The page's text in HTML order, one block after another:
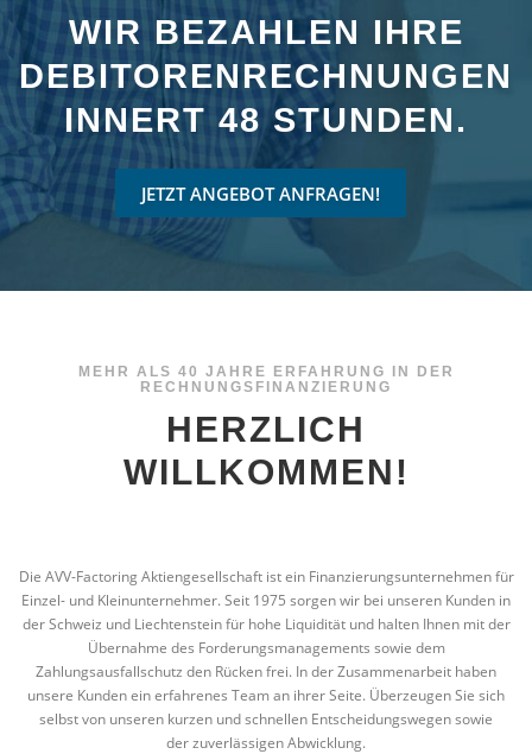
WIR BEZAHLEN IHRE
DEBITORENRECHNUNGEN
INNERT 48 STUNDEN.
JETZT ANGEBOT ANFRAGEN!
MEHR ALS 40 JAHRE ERFAHRUNG IN DER
RECHNUNGSFINANZIERUNG
HERZLICH
WILLKOMMEN!
Die AVV-Factoring Aktiengesellschaft ist ein Finanzierungsunternehmen für
Einzel- und Kleinunternehmer. Seit 1975 sorgen wir bei unseren Kunden in
der Schweiz und Liechtenstein für hohe Liquidität und halten Ihnen mit der
Übernahme des Forderungsmanagements sowie dem
Zahlungsausfallschutz den Rücken frei. In der Zusammenarbeit haben
unsere Kunden ein erfahrenes Team an ihrer Seite. Überzeugen Sie sich
selbst von unseren kurzen und schnellen Entscheidungswegen sowie
der zuverlässigen Abwicklung.